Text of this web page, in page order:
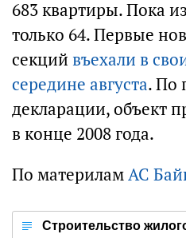
683 квартиры. Пока
только 64. Первые
секций въехали в
середине августа. По
декларации, объект
в конце 2008 года.
По материламАС
Строительство